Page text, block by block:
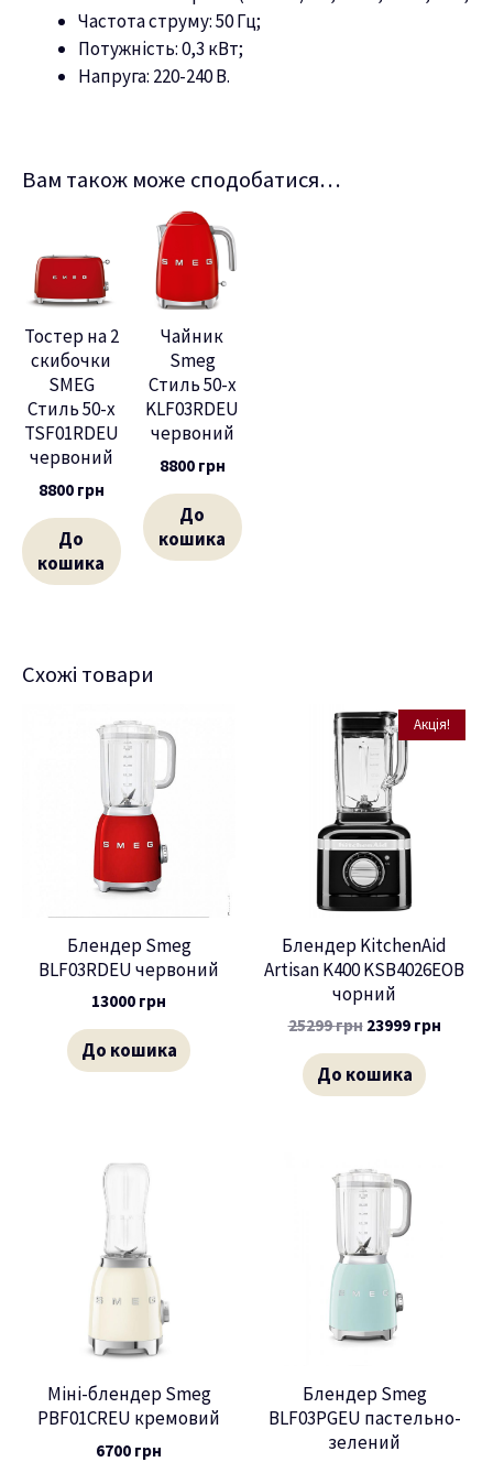
Частота струму: 50 Гц;
Потужність: 0,3 кВт;
Напруга: 220-240 В.
Вам також може сподобатися…
Тостер на 2
скибочки
SMEG
Стиль 50-х
TSF01RDEU
червоний
8800 грн
До
кошика
Чайник
Smeg
Стиль 50-х
KLF03RDEU
червоний
8800 грн
До
кошика
Схожі товари
Блендер Smeg
BLF03RDEU червоний
13000 грн
До кошика
Акція!
Блендер KitchenAid
Artisan K400 KSB4026EOB
чорний
25299грн 23999 грн
До кошика
Міні-блендер Smeg
PBF01CREU кремовий
6700 грн
Блендер Smeg
BLF03PGEU пастельно-
зелений